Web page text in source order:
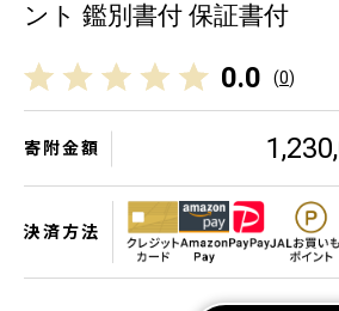
ント 鑑別書付 保証書付
0.0 (0)
寄附金額
決済方法